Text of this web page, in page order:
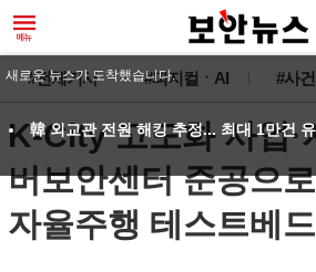
#전체기사 #피지컬ㆍAI #사
K-City 고도화 사업·
버보안센터 준공으
자율주행 테스트베드
새로운 뉴스가 도착했습니다.
韓 외교관 전원 해킹 추정... 최대 1만건